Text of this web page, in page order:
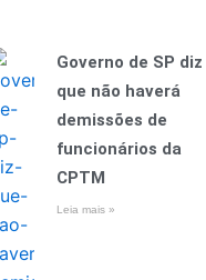
Governo de SP diz
que não haverá
demissões de
funcionários da
CPTM
Leia mais »